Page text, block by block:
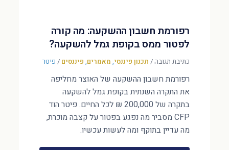
רפורמת חשבון ההשקעה: מה קורה
לפטור ממס בקופת גמל להשקעה?
כתיבת תגובה/ תכנון פיננסי, מאמרים, פיננסים / פיטר
רפורמת חשבון ההשקעה של האוצר מחליפה
את התקרה השנתית בקופת גמל להשקעה
בתקרה של 200,000 ₪ לכל החיים. פיטר הוד
CFP מסביר מה נפגע בפטור על קצבה מוכרת,
מה עדיין בתוקף ומה לעשות עכשיו.